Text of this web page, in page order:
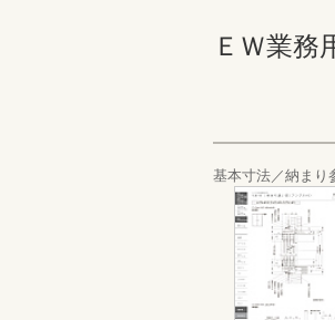
ＥＷ業務
基本寸法／納まり